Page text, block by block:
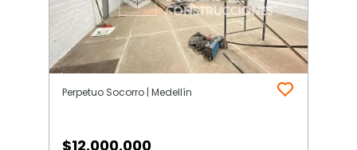
Perpetuo Socorro | Medellín
$12.000.000